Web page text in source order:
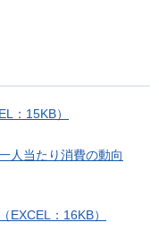
：15KB）
人当たり消費の動向
EXCEL：16KB）